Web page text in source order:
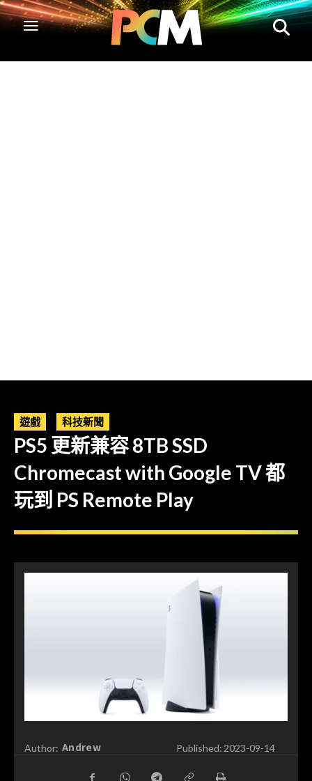
遊戲 科技新聞
PS5 更新兼容 8TB SSD
Chromecast with Google TV 都
玩到 PS Remote Play
Author: Andrew Published: 2023-09-14